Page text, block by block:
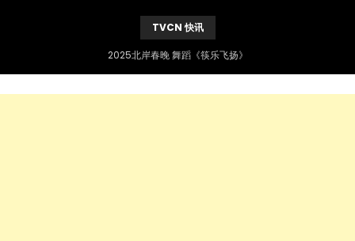
TVCN 快讯
2025北岸春晚 舞蹈《筷乐飞扬》